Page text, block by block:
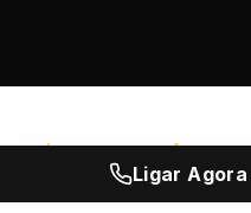
PRÉ-CONSTRUÇÃO
NOVOS
Ligar